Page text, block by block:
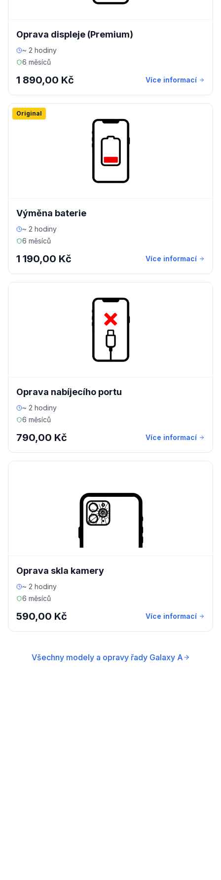
Oprava displeje (Premium)
~ 2 hodiny
6 měsíců
1 890,00 Kč Více informací
Original
Výměna baterie
~ 2 hodiny
6 měsíců
1 190,00 Kč Více informací
Oprava nabíjecího portu
~ 2 hodiny
6 měsíců
790,00 Kč Více informací
Oprava skla kamery
~ 2 hodiny
6 měsíců
590,00 Kč Více informací
Všechny modely a opravy řady Galaxy A